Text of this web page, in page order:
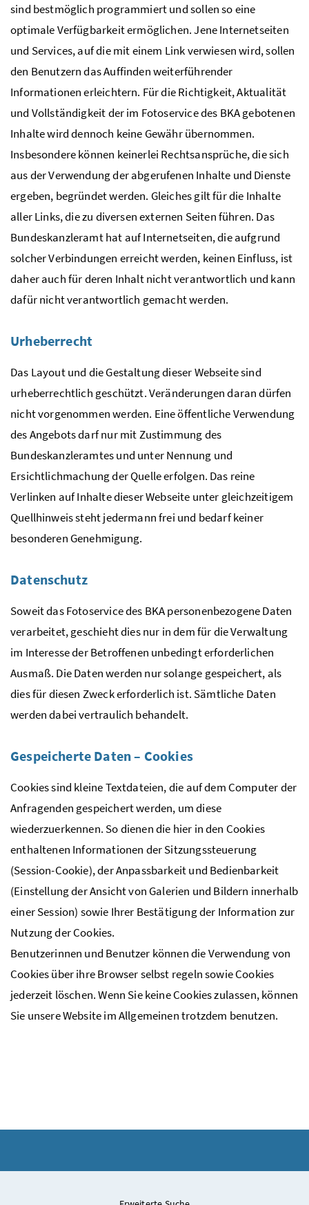
sind bestmöglich programmiert und sollen so eine
optimale Verfügbarkeit ermöglichen. Jene Internetseiten
und Services, auf die mit einem Link verwiesen wird, sollen
den Benutzern das Auffinden weiterführender
Informationen erleichtern. Für die Richtigkeit, Aktualität
und Vollständigkeit der im Fotoservice des BKA gebotenen
Inhalte wird dennoch keine Gewähr übernommen.
Insbesondere können keinerlei Rechtsansprüche, die sich
aus der Verwendung der abgerufenen Inhalte und Dienste
ergeben, begründet werden. Gleiches gilt für die Inhalte
aller Links, die zu diversen externen Seiten führen. Das
Bundeskanzleramt hat auf Internetseiten, die aufgrund
solcher Verbindungen erreicht werden, keinen Einfluss, ist
daher auch für deren Inhalt nicht verantwortlich und kann
dafür nicht verantwortlich gemacht werden.
Urheberrecht
Das Layout und die Gestaltung dieser Webseite sind
urheberrechtlich geschützt. Veränderungen daran dürfen
nicht vorgenommen werden. Eine öffentliche Verwendung
des Angebots darf nur mit Zustimmung des
Bundeskanzleramtes und unter Nennung und
Ersichtlichmachung der Quelle erfolgen. Das reine
Verlinken auf Inhalte dieser Webseite unter gleichzeitigem
Quellhinweis steht jedermann frei und bedarf keiner
besonderen Genehmigung.
Datenschutz
Soweit das Fotoservice des BKA personenbezogene Daten
verarbeitet, geschieht dies nur in dem für die Verwaltung
im Interesse der Betroffenen unbedingt erforderlichen
Ausmaß. Die Daten werden nur solange gespeichert, als
dies für diesen Zweck erforderlich ist. Sämtliche Daten
werden dabei vertraulich behandelt.
Gespeicherte Daten – Cookies
Cookies sind kleine Textdateien, die auf dem Computer der
Anfragenden gespeichert werden, um diese
wiederzuerkennen. So dienen die hier in den Cookies
enthaltenen Informationen der Sitzungssteuerung
(Session-Cookie), der Anpassbarkeit und Bedienbarkeit
(Einstellung der Ansicht von Galerien und Bildern innerhalb
einer Session) sowie Ihrer Bestätigung der Information zur
Nutzung der Cookies.
Benutzerinnen und Benutzer können die Verwendung von
Cookies über ihre Browser selbst regeln sowie Cookies
jederzeit löschen. Wenn Sie keine Cookies zulassen, können
Sie unsere Website im Allgemeinen trotzdem benutzen.